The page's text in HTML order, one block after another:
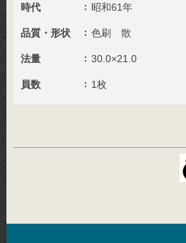
時代 昭和61年
品質・形状 色刷 散
法量 30.0×21.0
員数 1枚